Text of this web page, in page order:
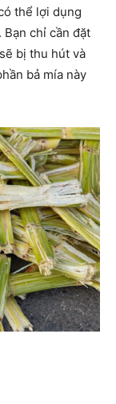
thể lợi dụng
chỉ cần đặt
bị thu hút và
bả mía này